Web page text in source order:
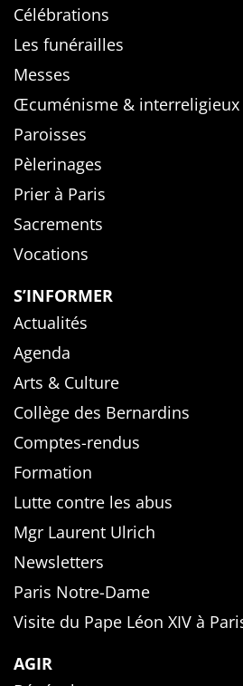
Célébrations
Les funérailles
Messes
Œcuménisme & interreligieux
Paroisses
Pèlerinages
Prier à Paris
Sacrements
Vocations
S’INFORMER
Actualités
Agenda
Arts & Culture
Collège des Bernardins
Comptes-rendus
Formation
Lutte contre les abus
Mgr Laurent Ulrich
Newsletters
Paris Notre-Dame
Visite du Pape Léon XIV à
AGIR